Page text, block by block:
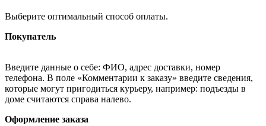
Выберите оптимальный способ оплаты.
Покупатель
Введите данные о себе: ФИО, адрес доставки, номер
телефона. В поле «Комментарии к заказу» введите сведения,
которые могут пригодиться курьеру, например: подъезды в
доме считаются справа налево.
Оформление заказа